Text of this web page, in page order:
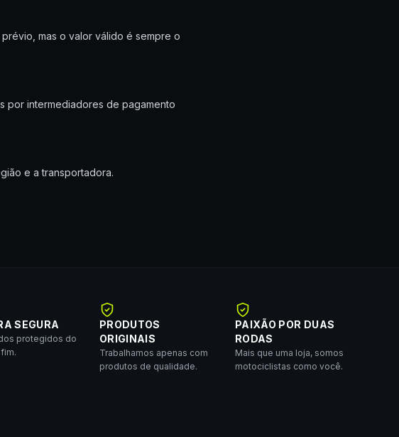
mas o valor válido é sempre o
por intermediadores de pagamento
e a transportadora.
SEGURA
protegidos do
PRODUTOS
ORIGINAIS
Trabalhamos apenas com
produtos de qualidade.
PAIXÃO POR DUAS
RODAS
Mais que uma loja, somos
motociclistas como você.